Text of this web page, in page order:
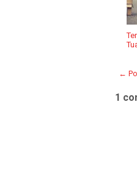
←
1